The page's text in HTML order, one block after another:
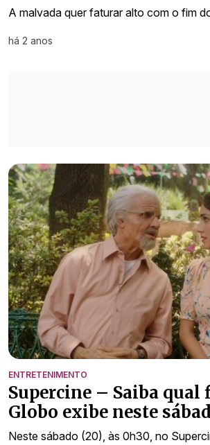
A malvada quer faturar alto com o fim
há 2 anos
ENTRETENIMENTO
Supercine – Saiba qual
Globo exibe neste
Neste sábado (20), às 0h30, no